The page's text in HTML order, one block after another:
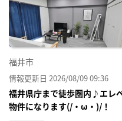
福井市
情報更新日 2026/08/09 09:36
福井県庁まで徒歩圏内♪エレ
物件になります(/・ω・)/！